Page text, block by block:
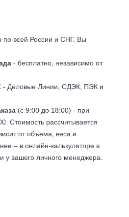
по всей России и СНГ. Вы
- бесплатно, независимо от
- Деловые Линии, СДЭК, ПЭК и
(с 9:00 до 18:00) - при
Стоимость рассчитывается
от объема, веса и
– в онлайн-калькуляторе в
у вашего личного менеджера.